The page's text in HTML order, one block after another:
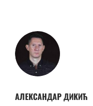
АЛЕКСАНДАР ДИКИЋ